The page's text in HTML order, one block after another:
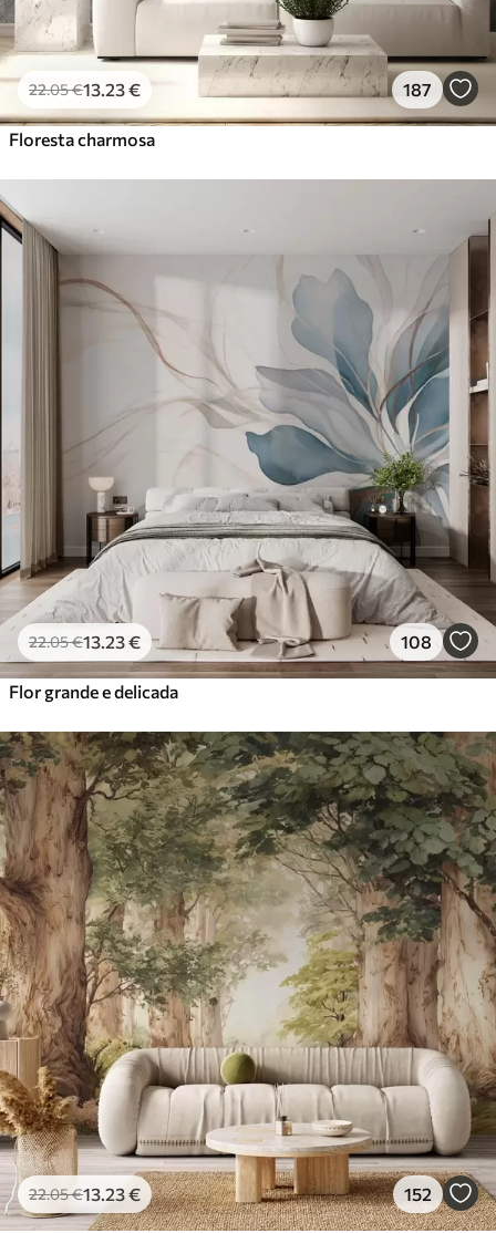
22.05€13 .23€ 187
Floresta charmosa
22.05€13 .23€ 108
Flor grande e delicada
22.05€13 .23€ 152